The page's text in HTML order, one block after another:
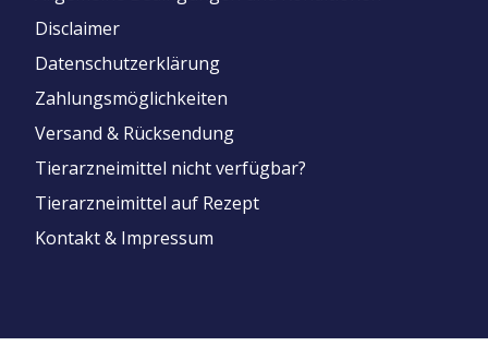
Disclaimer
Datenschutzerklärung
Zahlungsmöglichkeiten
Versand & Rücksendung
Tierarzneimittel nicht verfügbar?
Tierarzneimittel auf Rezept
Kontakt & Impressum